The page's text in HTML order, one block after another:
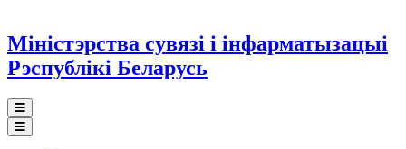
Міністэрства сувязі і інфарматызацыі
Рэспублікі Беларусь